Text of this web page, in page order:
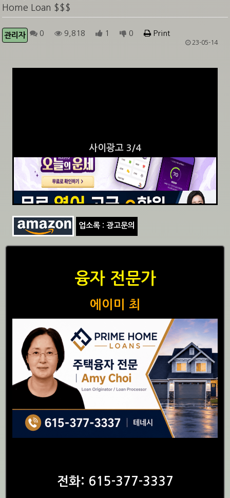
Home Loan $$$
관리자 0 9,818 1 0 Print
23-05-14
사이광고 3/4
업소록 : 광고문의
융자 전문가
에이미 최
전화: 615-377-3337